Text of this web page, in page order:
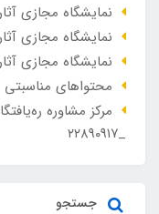
نمایشگاه مجازی
نمایشگاه مجازی
نمایشگاه مجازی
محتواهای مناسبتی
_۲۲۸۹۰۹۱۷
جستجو